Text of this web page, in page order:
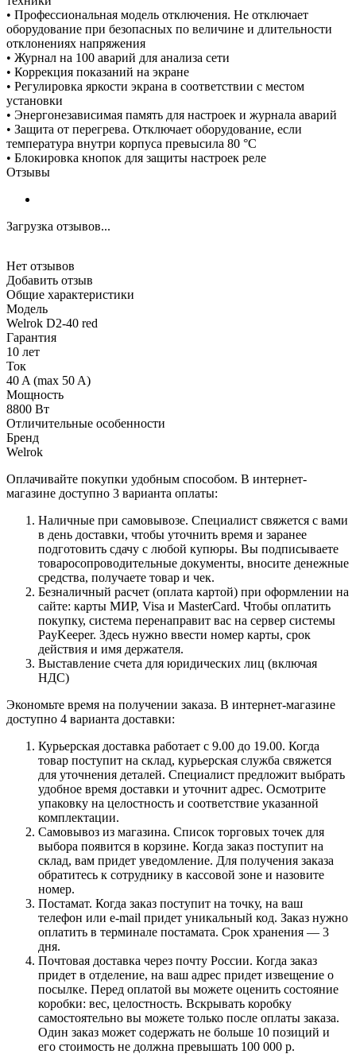
• Профессиональная модель отключения. Не отключает
оборудование при безопасных по величине и длительности
отклонениях напряжения
• Журнал на 100 аварий для анализа сети
• Коррекция показаний на экране
• Регулировка яркости экрана в соответствии с местом
установки
• Энергонезависимая память для настроек и журнала аварий
• Защита от перегрева. Отключает оборудование, если
температура внутри корпуса превысила 80 °С
• Блокировка кнопок для защиты настроек реле
Отзывы
Загрузка отзывов...
Нет отзывов
Добавить отзыв
Общие характеристики
Модель
Welrok D2-40 red
Гарантия
10 лет
Ток
40 A (max 50 A)
Мощность
8800 Вт
Отличительные особенности
Бренд
Welrok
Оплачивайте покупки удобным способом. В интернет-
магазине доступно 3 варианта оплаты:
Наличные при самовывозе. Специалист свяжется с вами
в день доставки, чтобы уточнить время и заранее
подготовить сдачу с любой купюры. Вы подписываете
товаросопроводительные документы, вносите денежные
средства, получаете товар и чек.
Безналичный расчет (оплата картой) при оформлении на
сайте: карты МИР, Visa и MasterCard. Чтобы оплатить
покупку, система перенаправит вас на сервер системы
PayKeeper. Здесь нужно ввести номер карты, срок
действия и имя держателя.
Выставление счета для юридических лиц (включая
НДС)
Экономьте время на получении заказа. В интернет-магазине
доступно 4 варианта доставки:
Курьерская доставка работает с 9.00 до 19.00. Когда
товар поступит на склад, курьерская служба свяжется
для уточнения деталей. Специалист предложит выбрать
удобное время доставки и уточнит адрес. Осмотрите
упаковку на целостность и соответствие указанной
комплектации.
Самовывоз из магазина. Список торговых точек для
выбора появится в корзине. Когда заказ поступит на
склад, вам придет уведомление. Для получения заказа
обратитесь к сотруднику в кассовой зоне и назовите
номер.
Постамат. Когда заказ поступит на точку, на ваш
телефон или e-mail придет уникальный код. Заказ нужно
оплатить в терминале постамата. Срок хранения — 3
дня.
Почтовая доставка через почту России. Когда заказ
придет в отделение, на ваш адрес придет извещение о
посылке. Перед оплатой вы можете оценить состояние
коробки: вес, целостность. Вскрывать коробку
самостоятельно вы можете только после оплаты заказа.
Один заказ может содержать не больше 10 позиций и
его стоимость не должна превышать 100 000 р.